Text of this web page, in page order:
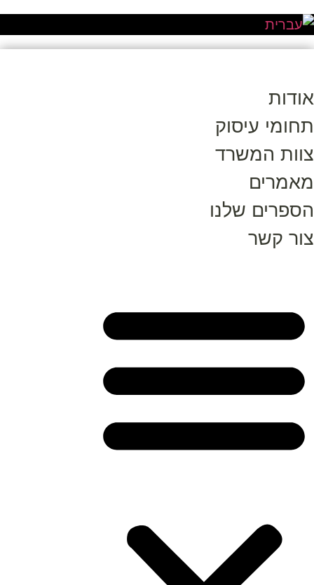
אודות
תחומי עיסוק
צוות המשרד
מאמרים
הספרים שלנו
צור קשר